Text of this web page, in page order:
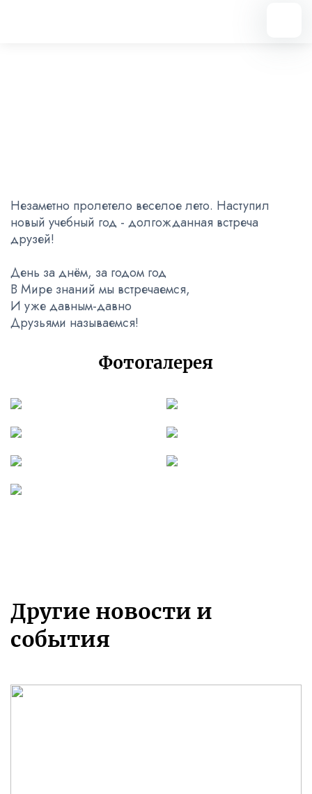
Незаметно пролетело веселое лето. Наступил
новый учебный год - долгожданная встреча
друзей!
День за днём, за годом год
В Мире знаний мы встречаемся,
И уже давным-давно
Друзьями называемся!
Фотогалерея
Другие новости и
события